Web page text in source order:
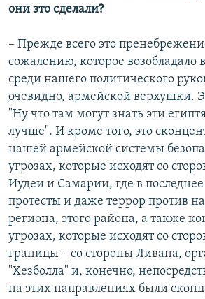
они это сделали?
– Прежде всего это
сожалению, которое возобладало
среди нашего политического
очевидно, армейской верхушки.
"Ну что там могут знать эти
лучше". И кроме того, это
нашей армейской системы
угрозах, которые исходят со
Иудеи и Самарии, где в
протесты и даже террор против
региона, этого района, а также
угрозах, которые исходят со
границы – со стороны Ливана,
"Хезболла" и, конечно,
на этих направлениях были